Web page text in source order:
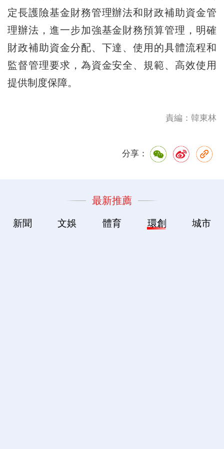
定長護險基金財務管理辦法和財政補助資金管
理辦法，進一步加強基金財務預算管理，明確
財政補助資金分配、下達、使用的具體流程和
監督管理要求，為資金安全、規範、高效使用
提供制度保障。
責編：韓東林
分享：
最新推薦
新聞 文娛 體育 環創 城市